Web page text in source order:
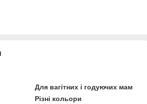
Для вагітних і годуючих мам
Різні кольори